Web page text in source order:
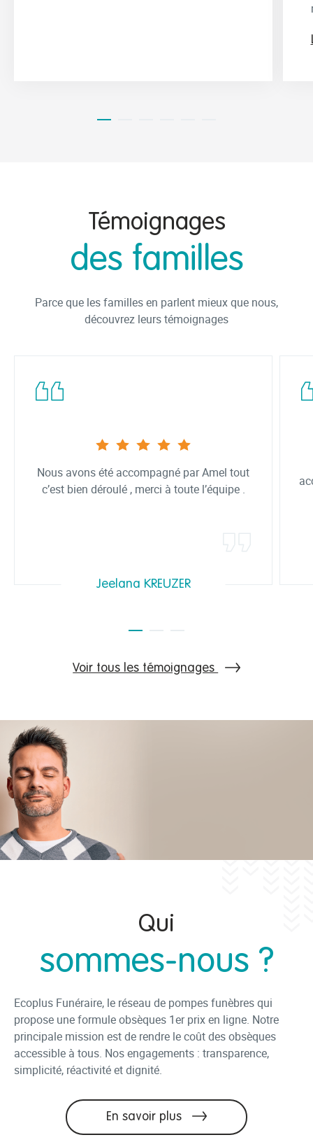
Témoignages
des familles
Parce que les familles en parlent mieux que nous,
découvrez leurs témoignages
Nous avons été accompagné par Amel tout
c’est bien déroulé , merci à toute l’équipe .
Jeelana KREUZER
Voir tous les témoignages
Qui
sommes-nous ?
Ecoplus Funéraire, le réseau de pompes funèbres qui
propose une formule obsèques 1er prix en ligne. Notre
principale mission est de rendre le coût des obsèques
accessible à tous. Nos engagements : transparence,
simplicité, réactivité et dignité.
En savoir plus